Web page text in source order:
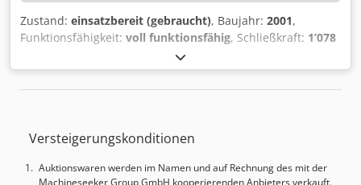
Zustand: einsatzbereit (gebraucht), Baujahr: 2001,
Funktionsfähigkeit: voll funktionsfähig, Schließkraft: 1’078
, Schneckendurchmesser:45 mm
Plattenlänge:730 mm, Plattenbreite:600 mm, Kein
Mindestpreis - garantierter Verkauf zum höchsten Gebot!
Schließkraft: 110 t MASCHINEN-DETAILS Plattengröße: 730
Hinweis: Beim Kauf mehrerer Artikel vom selben Standort
Versteigerungskonditionen
Auktionswaren werden im Namen und auf Rechnung des mit der
Machineseeker Group GmbH kooperierenden Anbieters verkauft.